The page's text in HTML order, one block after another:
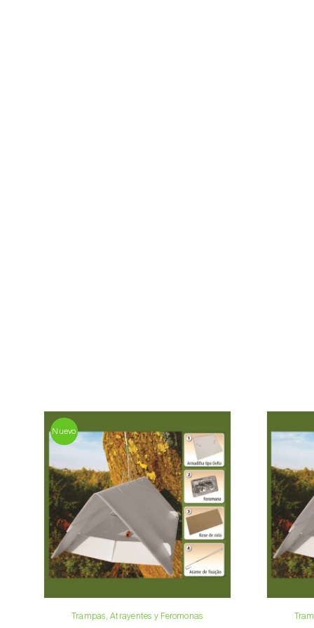
Nuevo
Trampas, Atrayentes y Feromonas